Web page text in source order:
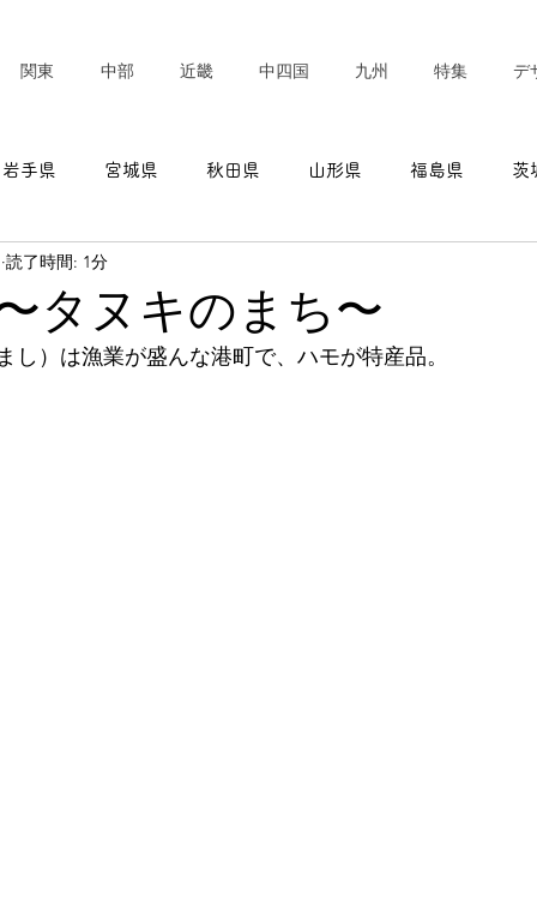
関東 中部 近畿 中四国 九州 特集 デ
岩手県 宮城県 秋田県 山形県 福島県 茨
東京都
愛知県 三重県 滋賀県 京都府
タヌキのまち〜
読了時間: 1分
し）は漁業が盛んな港町で、ハモが特産品。